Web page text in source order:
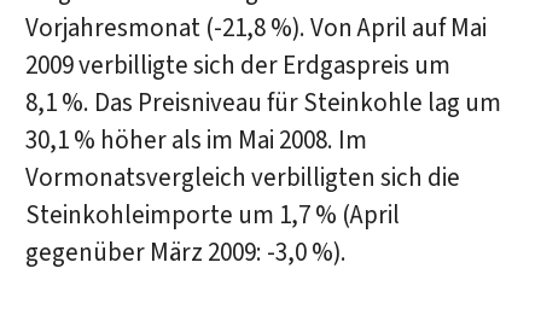
Vorjahresmonat (-21,8 %). Von April auf Mai
2009 verbilligte sich der Erdgaspreis um
8,1 %. Das Preisniveau für Steinkohle lag um
30,1 % höher als im Mai 2008. Im
Vormonatsvergleich verbilligten sich die
Steinkohleimporte um 1,7 % (April
gegenüber März 2009: -3,0 %).